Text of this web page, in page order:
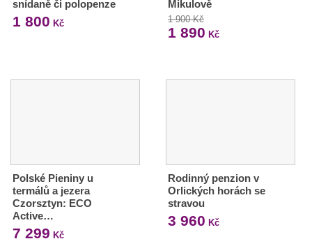
snídaně či polopenze
1 800 Kč
Mikulově
1 900 Kč
1 890 Kč
Polské Pieniny u
termálů a jezera
Czorsztyn: ECO
Active…
7 299 Kč
Rodinný penzion v
Orlických horách se
stravou
3 960 Kč